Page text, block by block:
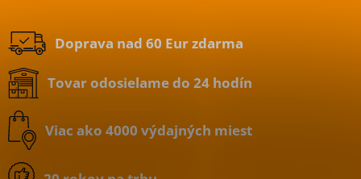
Doprava nad 60 Eur zdarma
Tovar odosielame do 24 hodín
Viac ako 4000 výdajných miest